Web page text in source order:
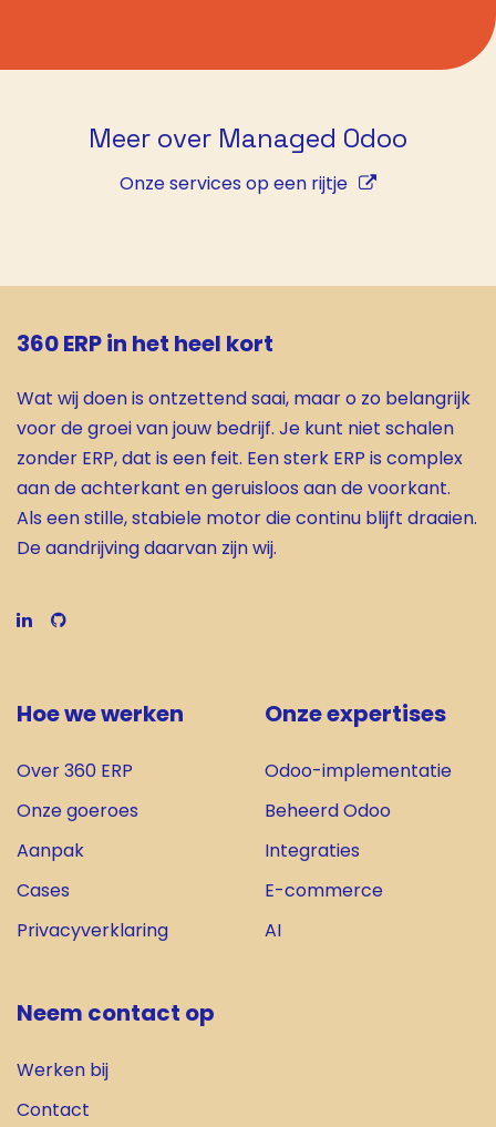
Meer over Managed Odoo
Onze services op een rijtje
360 ERP in het heel kort
Wat wij doen is ontzettend saai, maar o zo belangrijk
voor de groei van jouw bedrijf. Je kunt niet schalen
zonder ERP, dat is een feit. Een sterk ERP is complex
aan de achterkant en geruisloos aan de voorkant.
Als een stille, stabiele motor die continu blijft draaien.
De aandrijving daarvan zijn wij.
Hoe we werken
Over 360 ERP
Onze goeroes
Aanpak
Cases
Privacyverklaring
Onze expertises
Odoo-implementatie
Beheerd Odoo
Integrat​ies
E-commerce
AI
Neem contact op
Werken bij
Contact